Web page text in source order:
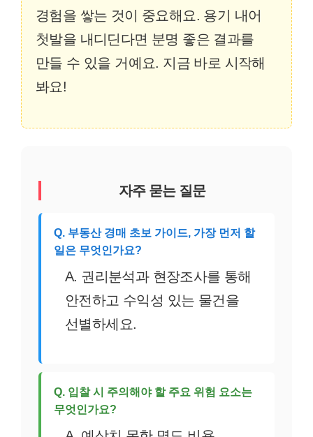
경험을 쌓는 것이 중요해요. 용기 내어
첫발을 내디딘다면 분명 좋은 결과를
만들 수 있을 거예요. 지금 바로 시작해
봐요!
자주 묻는 질문
Q. 부동산 경매 초보 가이드, 가장 먼저 할
일은 무엇인가요?
A. 권리분석과 현장조사를 통해
안전하고 수익성 있는 물건을
선별하세요.
Q. 입찰 시 주의해야 할 주요 위험 요소는
무엇인가요?